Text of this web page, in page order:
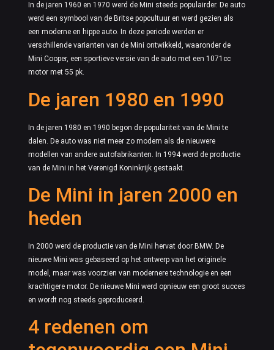
In de jaren 1960 en 1970 werd de Mini steeds populairder. De auto
werd een symbool van de Britse popcultuur en werd gezien als
een moderne en hippe auto. In deze periode werden er
verschillende varianten van de Mini ontwikkeld, waaronder de
Mini Cooper, een sportieve versie van de auto met een 1071cc
motor met 55 pk.
De jaren 1980 en 1990
In de jaren 1980 en 1990 begon de populariteit van de Mini te
dalen. De auto was niet meer zo modern als de nieuwere
modellen van andere autofabrikanten. In 1994 werd de productie
van de Mini in het Verenigd Koninkrijk gestaakt.
De Mini in jaren 2000 en
heden
In 2000 werd de productie van de Mini hervat door BMW. De
nieuwe Mini was gebaseerd op het ontwerp van het originele
model, maar was voorzien van modernere technologie en een
krachtigere motor. De nieuwe Mini werd opnieuw een groot succes
en wordt nog steeds geproduceerd.
4 redenen om